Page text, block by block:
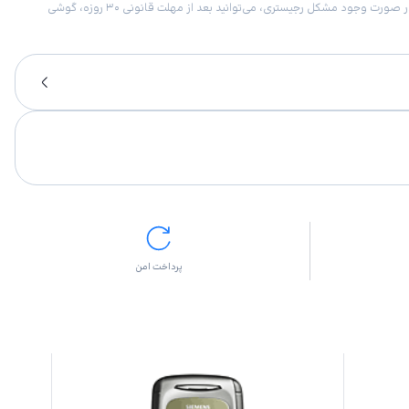
امکان برگشت کالا در گروه موبایل با دلیل “انصراف از خرید“ تنها در صورتی مورد قبول است که پلمب کالا باز نشده باشد. تمام گوشی‌های جی‌اس‌ام ضمانت رجیستری دارند. در صورت وجود مشکل رجیستری، می‌توانید بعد از مهلت قانونی ۳۰ روزه، گوشی
پرداخت امن